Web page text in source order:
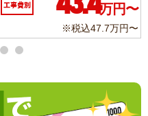
万円〜
※税込47.7万円〜
工事費別